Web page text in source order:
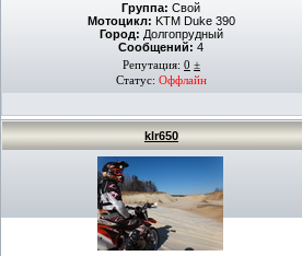
Группа: Свой
Мотоцикл: KTM Duke 390
Город: Долгопрудный
Сообщений: 4
Репутация: 0 ±
Статус: Оффлайн
klr650